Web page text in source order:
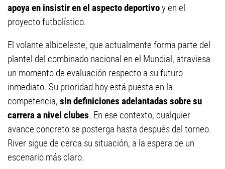
apoya en insistir en el aspecto deportivoy en el
proyecto futbolístico.
El volante albiceleste, que actualmente forma parte del
plantel del combinado nacional en el Mundial, atraviesa
un momento de evaluación respecto a su futuro
inmediato. Su prioridad hoy está puesta en la
competencia, sin definiciones adelantadas sobre su
carrera a nivel clubes. En ese contexto, cualquier
avance concreto se posterga hasta después del torneo.
River sigue de cerca su situación, a la espera de un
escenario más claro.